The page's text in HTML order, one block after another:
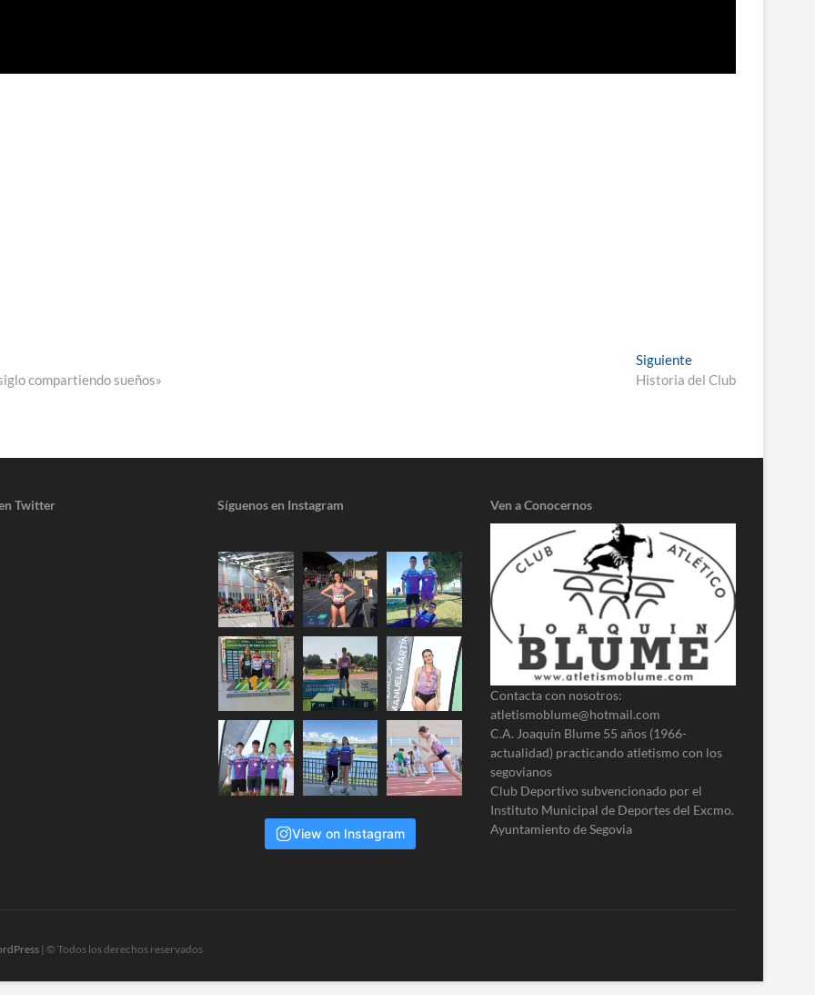
compartiendo sueños»
SiguienteEntrada
siguiente:
Historia del Club
Twitter Síguenos en Instagram
View on Instagram
Ven a Conocernos
Contacta con nosotros:
atletismoblume@hotmail.com
C.A. Joaquín Blume 55 años (1966-
actualidad) practicando atletismo con los
segovianos
Club Deportivo subvencionado por el
Instituto Municipal de Deportes del Excmo.
Ayuntamiento de Segovia
| © Todos los derechos reservados